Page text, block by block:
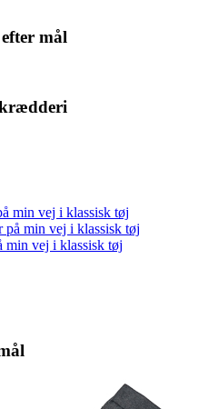
mål
min vej i klassisk tøj
på min vej i klassisk tøj
min vej i klassisk tøj